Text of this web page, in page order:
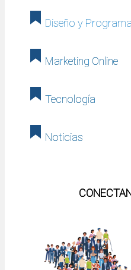
Diseño y
Marketing Online
Tecnología
Noticias